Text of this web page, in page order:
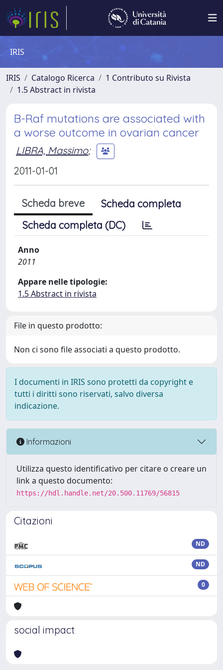
IRIS
IRIS Catalogo Ricerca
1 Contributo su Rivista
1.5 Abstract in rivista
B-Raf mutations are associated with
a worse outcome in ovarian cancer
LIBRA, Massimo;
2011-01-01
Scheda breve
Scheda completa
Scheda completa (DC)
Anno
2011
Appare nelle tipologie:
1.5 Abstract in rivista
File in questo prodotto:
Non ci sono file associati a questo prodotto.
I documenti in IRIS sono protetti da copyright e
tutti i diritti sono riservati, salvo diversa
indicazione.
Informazioni
Utilizza questo identificativo per citare o creare un
link a questo documento:
https://hdl.handle.net/20.500.11769/56815
Citazioni
ND
ND
0
social impact